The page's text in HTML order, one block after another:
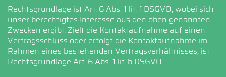
Rechtsgrundlage ist Art. 6 Abs. 1 lit. f DSGVO, wobei sich
unser berechtigtes Interesse aus den oben genannten
Zwecken ergibt. Zielt die Kontaktaufnahme auf einen
Vertragsschluss oder erfolgt die Kontaktaufnahme im
Rahmen eines bestehenden Vertragsverhältnisses, ist
Rechtsgrundlage Art. 6 Abs. 1 lit. b DSGVO.